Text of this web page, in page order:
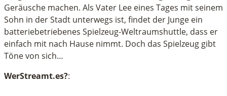
Geräusche machen. Als Vater Lee eines Tages mit seinem
Sohn in der Stadt unterwegs ist, findet der Junge ein
batteriebetriebenes Spielzeug-Weltraumshuttle, dass er
einfach mit nach Hause nimmt. Doch das Spielzeug gibt
Töne von sich…
WerStreamt.es?: